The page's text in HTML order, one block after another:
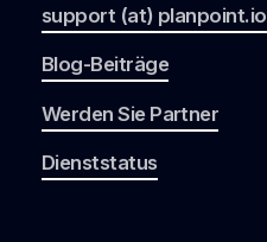
support (at) planpoint.io
Blog-Beiträge
Werden Sie Partner
Dienststatus